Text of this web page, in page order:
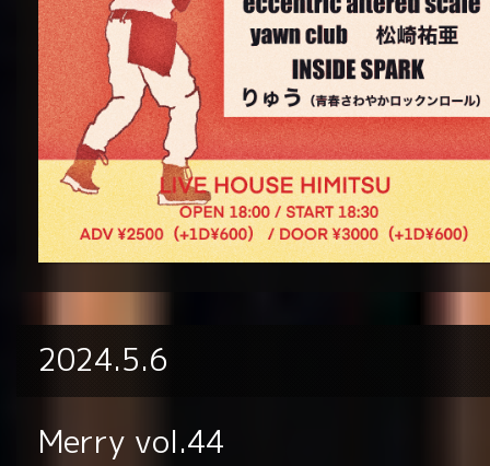
2024.5.6
Merry vol.44